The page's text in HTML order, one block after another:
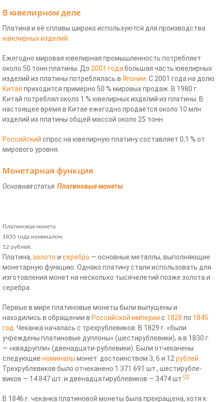
В ювелирном деле
Платина и её сплавы широко используются для производства
ювелирных изделий
Ежегодно мировая ювелирная промышленность потребляет
около 50 тонн платины. До 2001 года большая часть ювелирных
изделий из платины потреблялась в Японии . С 2001 года на долю
Китая приходится примерно 50 % мировых продаж. В 1980 г.
Китай потреблял около 1 % ювелирных изделий из платины. В
настоящее время в Китае ежегодно продаётся около 10 млн
изделий из платины общей массой около 25 тонн.
Российский спрос на ювелирную платину составляет 0,1 % от
мирового уровня.
Монетарная функция
Основная статья: Платиновые монеты
Платиновая монета
1835 года номиналом
12 рублей.
Платина, золото и серебро — основные металлы, выполняющие
монетарную функцию. Однако платину стали использовать для
изготовления монет на несколько тысячелетий позже золота и
серебра.
Первые в мире платиновые монеты были выпущены и
находились в обращении в Российской империи с 1828 по 1845
год . Чеканка началась с трехрублевиков. В 1829 г. «были
учреждены платиновые дуплоны» (шестирублевики), а в 1830 г.
— «квадрупли» (двенадцати-рублевики). Были отчеканены
следующие номиналы монет: достоинством 3, 6 и 12 рублей
Трехрублевиков было отчеканено 1 371 691 шт., шестирубле-
виков — 14 847 шт. и двенадцатирублевиков — 3474 шт. [2]
В 1846 г. чеканка платиновой монеты была прекращена, хотя к